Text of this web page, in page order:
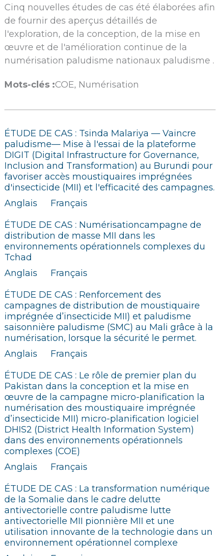
Cinq nouvelles études de cas été élaborées afin
de fournir des aperçus détaillés de
l'exploration, de la conception, de la mise en
œuvre et de l'amélioration continue de la
numérisation paludisme nationaux paludisme .
Mots-clés :COE, Numérisation
ÉTUDE DE CAS : Tsinda Malariya — Vaincre
paludisme— Mise à l'essai de la plateforme
DIGIT (Digital Infrastructure for Governance,
Inclusion and Transformation) au Burundi pour
favoriser accès moustiquaires imprégnées
d'insecticide (MII) et l'efficacité des campagnes.
Anglais
Français
ÉTUDE DE CAS : Numérisationcampagne de
distribution de masse MII dans les
environnements opérationnels complexes du
Tchad
Anglais
Français
ÉTUDE DE CAS : Renforcement des
campagnes de distribution de moustiquaire
imprégnée d’insecticide MII) et paludisme
saisonnière paludisme (SMC) au Mali grâce à la
numérisation, lorsque la sécurité le permet.
Anglais
Français
ÉTUDE DE CAS : Le rôle de premier plan du
Pakistan dans la conception et la mise en
œuvre de la campagne micro-planification la
numérisation des moustiquaire imprégnée
d’insecticide MII) micro-planification logiciel
DHIS2 (District Health Information System)
dans des environnements opérationnels
complexes (COE)
Anglais
Français
ÉTUDE DE CAS : La transformation numérique
de la Somalie dans le cadre delutte
antivectorielle contre paludisme lutte
antivectorielle MII pionnière MII et une
utilisation innovante de la technologie dans un
environnement opérationnel complexe